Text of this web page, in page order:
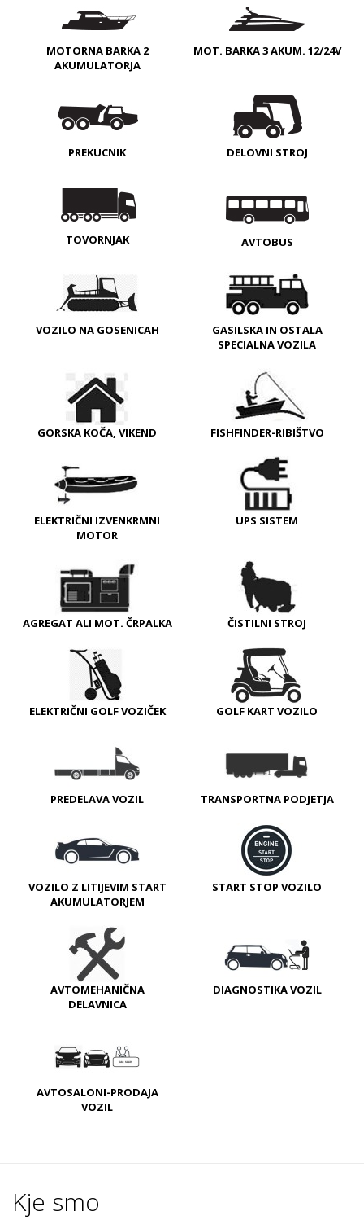
MOTORNA BARKA 2
AKUMULATORJA
MOT. BARKA 3 AKUM. 12/24V
PREKUCNIK DELOVNI STROJ
TOVORNJAK AVTOBUS
VOZILO NA GOSENICAH
GASILSKA IN OSTALA
SPECIALNA VOZILA
GORSKA KOČA, VIKEND FISHFINDER-RIBIŠTVO
ELEKTRIČNI IZVENKRMNI
MOTOR
UPS SISTEM
AGREGAT ALI MOT. ČRPALKA ČISTILNI STROJ
ELEKTRIČNI GOLF VOZIČEK GOLF KART VOZILO
PREDELAVA VOZIL TRANSPORTNA PODJETJA
VOZILO Z LITIJEVIM START
AKUMULATORJEM
START STOP VOZILO
AVTOMEHANIČNA
DELAVNICA
DIAGNOSTIKA VOZIL
AVTOSALONI-PRODAJA
VOZIL
Kje smo